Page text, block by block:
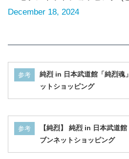
December 18, 2024
参考
純烈 in 日本武道館「純烈魂
ットショッピング
参考
【純烈】 純烈 in 日本武道
ブンネットショッピング